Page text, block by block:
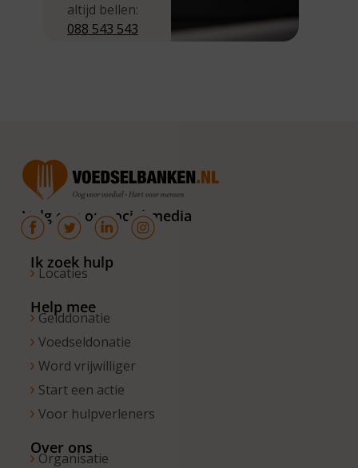
altijd bellen:
088 543 543
van 10.00 –
16.00 uur. Op
de vrijdagen
zijn wij
bereikbaar
van 10.00 –
Volg ons op social media
Ik zoek hulp
Locaties
Help mee
Gelddonatie
Voedseldonatie
Word vrijwilliger
Start een actie
Voor hulpverleners
Over ons
Organisatie